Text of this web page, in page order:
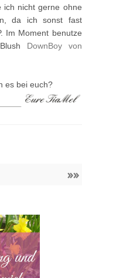
ich nicht gerne ohne
da ich sonst fast
Im Moment benutze
DownBoy von
es bei euch?
»»